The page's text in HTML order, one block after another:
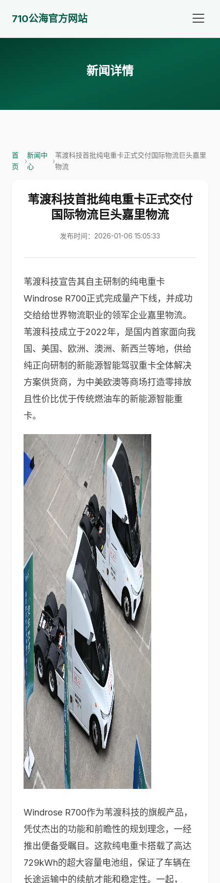
710公海官方网站
新闻详情
首
页
›
新闻中
心
›
苇渡科技首批纯电重卡正式交付国际物流巨头嘉里
物流
苇渡科技首批纯电重卡正式交付
国际物流巨头嘉里物流
发布时间：2026-01-06 15:05:33
苇渡科技宣告其自主研制的纯电重卡
Windrose R700正式完成量产下线，并成功
交给给世界物流职业的领军企业嘉里物流。
苇渡科技成立于2022年，是国内首家面向我
国、美国、欧洲、澳洲、新西兰等地，供给
纯正向研制的新能源智能驾驭重卡全体解决
方案供货商，为中美欧澳等商场打造零排放
且性价比优于传统燃油车的新能源智能重
卡。
Windrose R700作为苇渡科技的旗舰产品，
凭仗杰出的功能和前瞻性的规划理念，一经
推出便备受瞩目。这款纯电重卡搭载了高达
729kWh的超大容量电池组，保证了车辆在
长途运输中的续航才能和稳定性。一起，